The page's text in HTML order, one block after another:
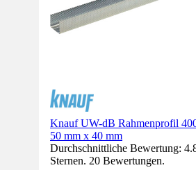
Knauf UW-dB Rahmenprofil
50 mm x 40 mm
Durchschnittliche Bewertung:
Sternen. 20 Bewertungen.